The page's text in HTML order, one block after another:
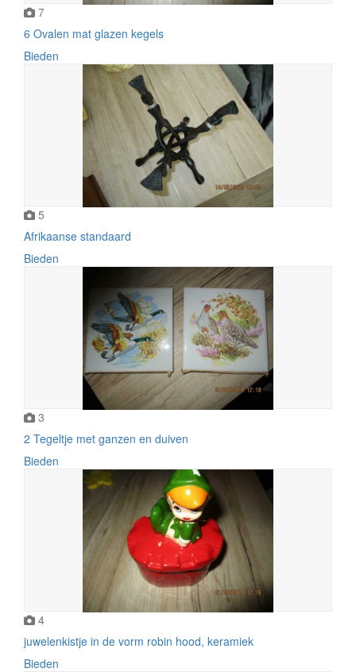
7
6 Ovalen mat glazen kegels
Bieden
5
Afrikaanse standaard
Bieden
3
2 Tegeltje met ganzen en duiven
Bieden
4
juwelenkistje in de vorm robin hood, keramiek
Bieden